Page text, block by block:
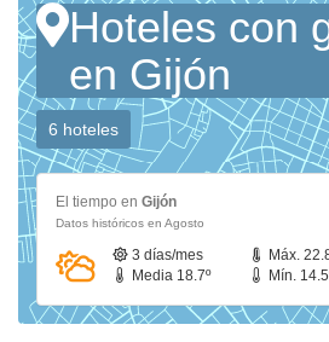
Hoteles con
en Gijón
6 hoteles
El tiempo en Gijón
Datos históricos en Agosto
3 días/mes
Máx.
Media 18.7º
Mín.